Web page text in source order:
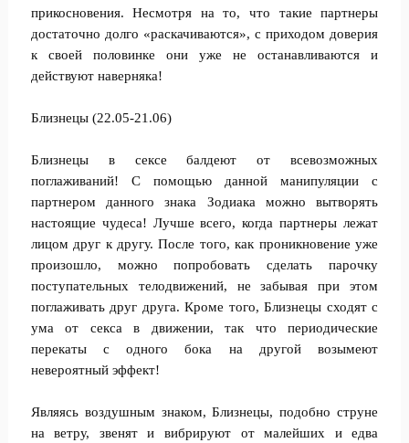
прикосновения. Несмотря на то, что такие партнеры
достаточно долго «раскачиваются», с приходом доверия
к своей половинке они уже не останавливаются и
действуют наверняка!
Близнецы (22.05-21.06)
Близнецы в сексе балдеют от всевозможных
поглаживаний! С помощью данной манипуляции с
партнером данного знака Зодиака можно вытворять
настоящие чудеса! Лучше всего, когда партнеры лежат
лицом друг к другу. После того, как проникновение уже
произошло, можно попробовать сделать парочку
поступательных телодвижений, не забывая при этом
поглаживать друг друга. Кроме того, Близнецы сходят с
ума от секса в движении, так что периодические
перекаты с одного бока на другой возымеют
невероятный эффект!
Являясь воздушным знаком, Близнецы, подобно струне
на ветру, звенят и вибрируют от малейших и едва